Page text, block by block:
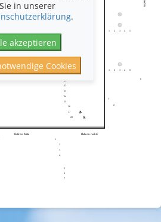
Parkett hinten Mitte
Balkon Mitte Balkon rechts
13
18
19
20
21
22
23
24
25
26
27
28
1
1
2
2
3
4
5
6
7
1
1
2
2
3
3
4
4
5
5
6
Sie in unserer
.
akzeptieren
Cookies